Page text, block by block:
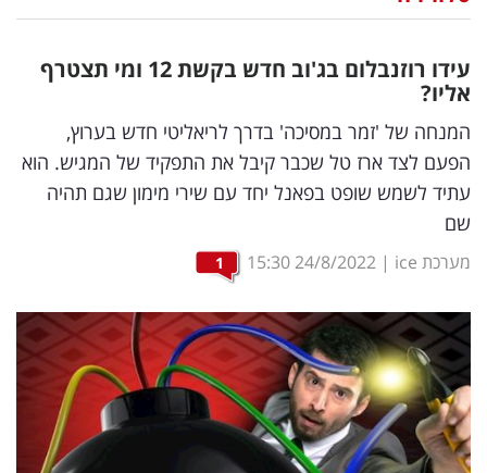
דיגיטל
וטק
שיווק
ופרסום
משפט
מדדים
ומחקרים
דעות
רכילות
עידו רוזנבלום בג'וב חדש בקשת 12 ומי תצטרף
אליו?
המנחה של 'זמר במסיכה' בדרך לריאליטי חדש בערוץ,
הפעם לצד ארז טל שכבר קיבל את התפקיד של המגיש. הוא
עתיד לשמש שופט בפאנל יחד עם שירי מימון שגם תהיה
שם
מערכת ice |
24/8/2022
15:30
1